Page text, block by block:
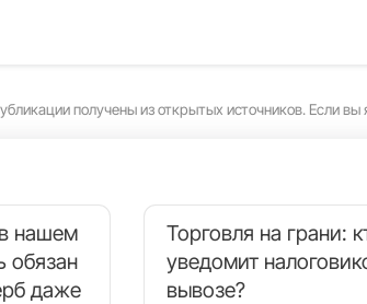
получены из открытых источников. Если
нашем
обязан
даже
Торговля на грани:
уведомит
вывозе?